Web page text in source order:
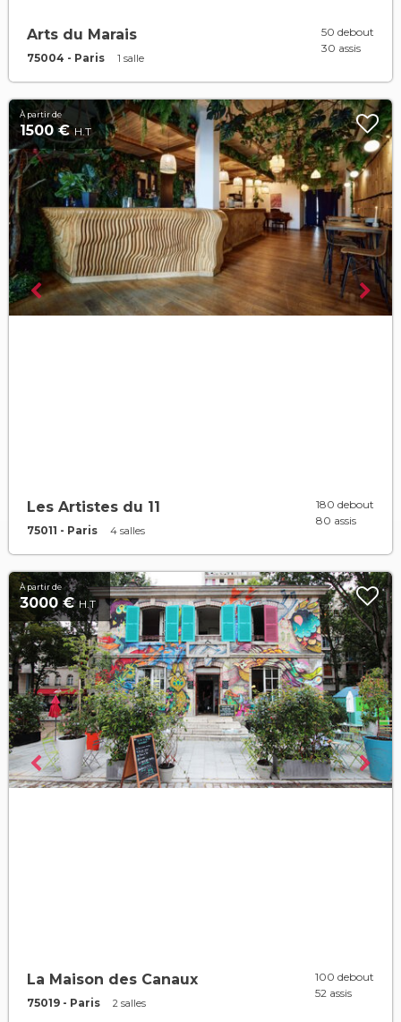
Arts du Marais
75004 - Paris 1 salle
50 debout
30 assis
À partir de
1500 €H.T
Les Artistes du 11
75011 - Paris 4 salles
180 debout
80 assis
À partir de
3000 € H.T
La Maison des Canaux
75019 - Paris 2 salles
100 debout
52 assis